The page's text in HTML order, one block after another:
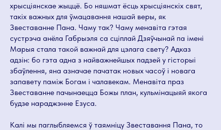
хрысціянскае жыццё. Бо няшмат ёсць хрысціянскіх свят,
такіх важных для ўмацавання нашай веры, як
Звеставанне Пана. Чаму так? Чаму менавіта гэтая
сустрэча анёла Габрыэля са сціплай Дзяўчынай па імені
Марыя стала такой важнай для цэлага свету? Адказ
адзін: бо гэта адна з найважнейшых падзей у гісторыі
збаўлення, яна азначае пачатак новых часоў і новага
запавету паміж Богам і чалавекам. Менавіта праз
Звеставанне пачынаецца Божы план, кульмінацыяй якога
будзе нараджэнне Езуса.
Калі мы паглыбляемся ў таямніцу Звеставання Пана, то